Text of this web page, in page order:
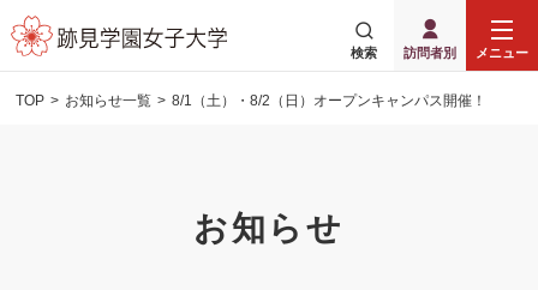
検索 訪問者別 メニュー
TOP お知らせ一覧 8/1（土）・8/2（日）オープンキャンパス開催！
お知らせ